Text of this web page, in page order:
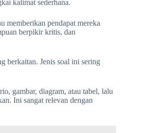
kalimat sederhana.
memberikan pendapat mereka
berpikir kritis, dan
berkaitan. Jenis soal ini sering
gambar, diagram, atau tabel, lalu
Ini sangat relevan dengan